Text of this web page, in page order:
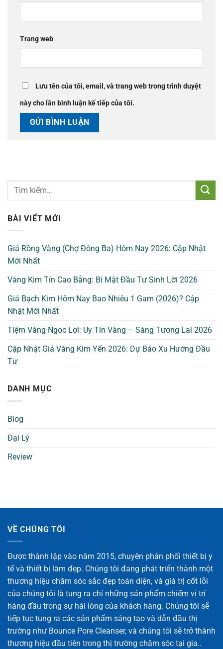
Trang web
Lưu tên của tôi, email, và trang web trong trình duyệt
này cho lần bình luận kế tiếp của tôi.
BÀI VIẾT MỚI
Giá Rồng Vàng (Chợ Đông Ba) Hôm Nay 2026: Cập Nhật
Mới Nhất
Vàng Kim Tín Cao Bằng: Bí Mật Đầu Tư Sinh Lời 2026
Giá Bạch Kim Hôm Nay Bao Nhiêu 1 Gam (2026)? Cập
Nhật Mới Nhất
Tiệm Vàng Ngọc Lợi: Uy Tín Vàng – Sáng Tương Lai 2026
Cập Nhật Giá Vàng Kim Yến 2026: Dự Báo Xu Hướng Đầu
Tư
DANH MỤC
Blog
Đại Lý
Review
VỀ CHÚNG TÔI
Được thành lập vào năm 2015, chuyên phân phối thiết bị y
tế và thiết bị làm đẹp. Chúng tôi đang phát triển thành một
thương hiệu chăm sóc sắc đẹp toàn diện, và giá trị cốt lõi
của chúng tôi là tung ra chỉ những sản phẩm chiếm vị trí
hàng đầu trong sự hài lòng của khách hàng. Chúng tôi sẽ
tiếp tục tung ra các sản phẩm sáng tạo và dẫn đầu thị
trường như Bounce Pore Cleanser, và chúng tôi sẽ trở thành
thương hiệu đầu tiên trong thị trường chăm sóc tại gia..